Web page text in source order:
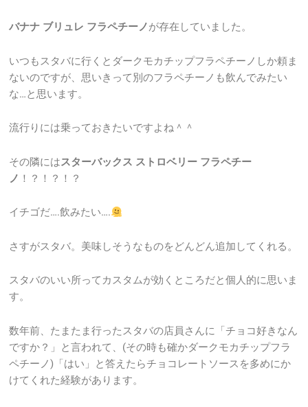
バナナ ブリュレ フラペチーノが存在していました。
いつもスタバに行くとダークモカチップフラペチーノしか頼ま
ないのですが、思いきって別のフラペチーノも飲んでみたい
な…と思います。
流行りには乗っておきたいですよね＾＾
その隣にはスターバックス ストロベリー フラペチー
ノ ！？！？！？
イチゴだ….飲みたい….
さすがスタバ。美味しそうなものをどんどん追加してくれる。
スタバのいい所ってカスタムが効くところだと個人的に思いま
す。
数年前、たまたま行ったスタバの店員さんに「チョコ好きなん
ですか？」と言われて、(その時も確かダークモカチップフラ
ペチーノ)「はい」と答えたらチョコレートソースを多めにか
けてくれた経験があります。